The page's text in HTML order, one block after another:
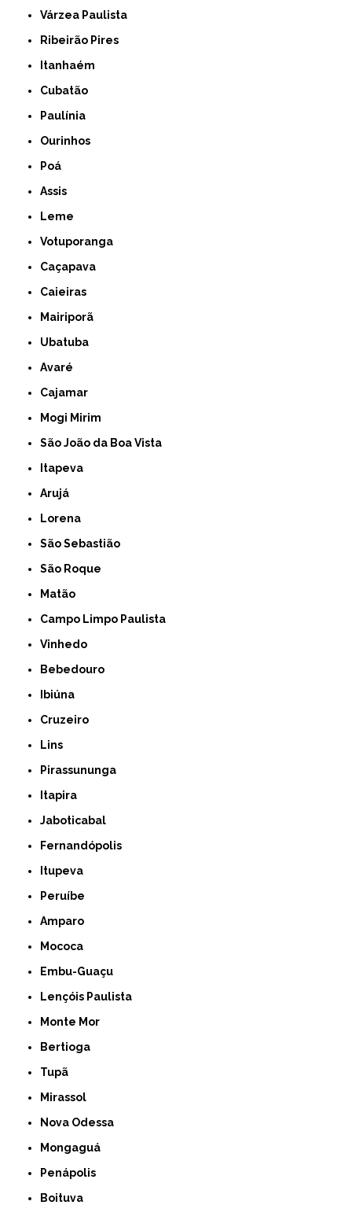
Várzea Paulista
Ribeirão Pires
Itanhaém
Cubatão
Paulínia
Ourinhos
Poá
Assis
Leme
Votuporanga
Caçapava
Caieiras
Mairiporã
Ubatuba
Avaré
Cajamar
Mogi Mirim
São João da Boa Vista
Itapeva
Arujá
Lorena
São Sebastião
São Roque
Matão
Campo Limpo Paulista
Vinhedo
Bebedouro
Ibiúna
Cruzeiro
Lins
Pirassununga
Itapira
Jaboticabal
Fernandópolis
Itupeva
Peruíbe
Amparo
Mococa
Embu-Guaçu
Lençóis Paulista
Monte Mor
Bertioga
Tupã
Mirassol
Nova Odessa
Mongaguá
Penápolis
Boituva